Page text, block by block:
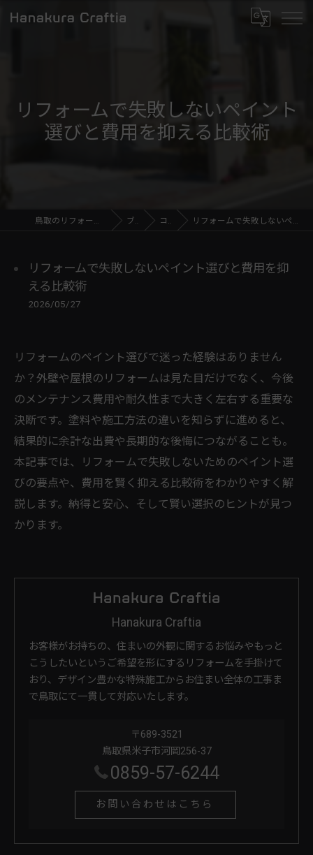
リフォームで失敗しないペイント
選びと費用を抑える比較術
鳥取のリフォームならHanakura Craftia ブログ コラム リフォームで失敗しないペイント選びと費用を抑える比較術
リフォームで失敗しないペイント選びと費用を抑
える比較術
2026/05/27
リフォームのペイント選びで迷った経験はありません
か？外壁や屋根のリフォームは見た目だけでなく、今後
のメンテナンス費用や耐久性まで大きく左右する重要な
決断です。塗料や施工方法の違いを知らずに進めると、
結果的に余計な出費や長期的な後悔につながることも。
本記事では、リフォームで失敗しないためのペイント選
びの要点や、費用を賢く抑える比較術をわかりやすく解
説します。納得と安心、そして賢い選択のヒントが見つ
かります。
Hanakura Craftia
お客様がお持ちの、住まいの外観に関するお悩みやもっと
こうしたいというご希望を形にするリフォームを手掛けて
おり、デザイン豊かな特殊施工からお住まい全体の工事ま
で鳥取にて一貫して対応いたします。
〒689-3521
鳥取県米子市河岡256-37
0859-57-6244
お問い合わせはこちら